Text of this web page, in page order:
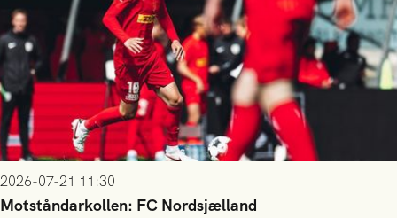
2026-07-21 11:30
Motståndarkollen: FC Nordsjælland